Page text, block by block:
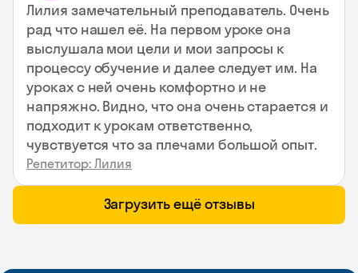
Лилия замечательный преподаватель. Очень
рад что нашел её. На первом уроке она
выслушала мои цели и мои запросы к
процессу обучение и далее следует им. На
уроках с ней очень комфортно и не
напряжно. Видно, что она очень старается и
подходит к урокам ответственно,
чувствуется что за плечами большой опыт.
Репетитор: Лилия
Загрузить ещё отзывы